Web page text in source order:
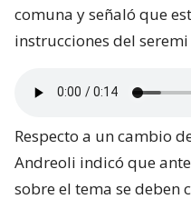
comuna y señaló que
instrucciones del
Respecto a un cambio
Andreoli indicó que
sobre el tema se deben